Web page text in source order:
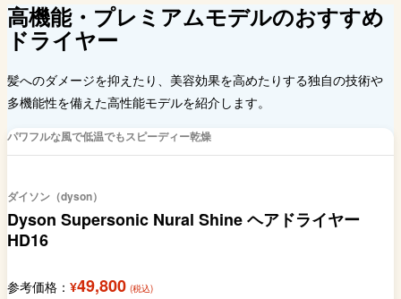
高機能・プレミアムモデルのおすすめ
ドライヤー
髪へのダメージを抑えたり、美容効果を高めたりする独自の技術や
多機能性を備えた高性能モデルを紹介します。
パワフルな風で低温でもスピーディー乾燥
ダイソン（dyson）
Dyson Supersonic Nural Shine ヘアドライヤー
HD16
参考価格： ¥49,800 (税込)